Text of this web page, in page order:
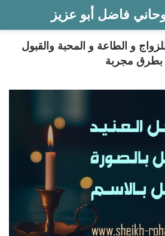
فاضل أبو عزيز
و الطاعة و المحبة والقبول
بطرق مجربة